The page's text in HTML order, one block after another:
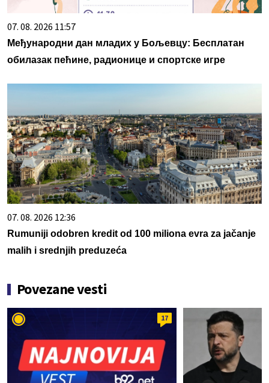
07. 08. 2026 11:57
Међународни дан младих у Бољевцу: Бесплатан
обилазак пећине, радионице и спортске игре
07. 08. 2026 12:36
Rumuniji odobren kredit od 100 miliona evra za jačanje
malih i srednjih preduzeća
Povezane vesti
17